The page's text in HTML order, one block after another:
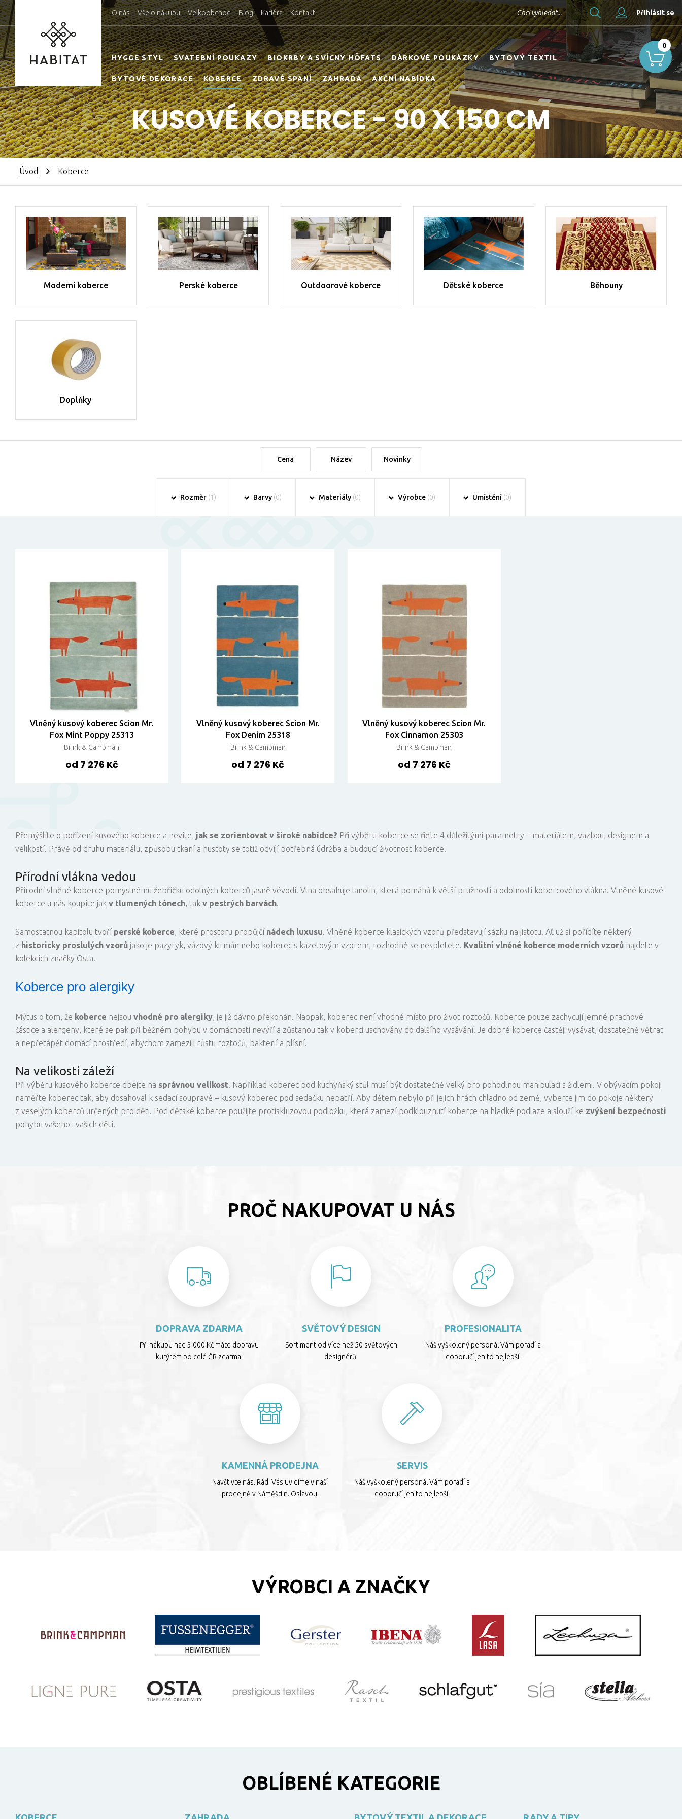
O nás Vše o nákupu Velkoobchod Blog Kariéra Kontakt Přihlásit se
Chci vyhledat... Hledat
HYGGE STYL SVATEBNÍ POUKAZY BIOKRBY A SVÍCNY HÖFATS DÁRKOVÉ POUKÁZKY BYTOVÝ TEXTIL
BYTOVÉ DEKORACE KOBERCE ZDRAVÉ SPANÍ ZAHRADA AKČNÍ NABÍDKA
KUSOVÉ KOBERCE - 90 X 150 CM
0
Úvod Koberce
Moderní koberce Perské koberce Outdoorové koberce Dětské koberce Běhouny
Doplňky
Cena Název Novinky
Rozměr (1) Barvy (0) Materiály (0) Výrobce (0) Umístění (0)
Vlněný kusový koberec Scion Mr.
Fox Mint Poppy 25313
Brink & Campman
od 7 276 Kč
Vlněný kusový koberec Scion Mr.
Fox Denim 25318
Brink & Campman
od 7 276 Kč
Vlněný kusový koberec Scion Mr.
Fox Cinnamon 25303
Brink & Campman
od 7 276 Kč
Přemýšlíte o pořízení kusového koberce a nevíte, jak se zorientovat v široké nabídce? Při výběru koberce se řiďte 4 důležitými parametry – materiálem, vazbou, designem a
velikostí. Právě od druhu materiálu, způsobu tkaní a hustoty se totiž odvíjí potřebná údržba a budoucí životnost koberce.
Přírodní vlákna vedou
Přírodní vlněné koberce pomyslnému žebříčku odolných koberců jasně vévodí. Vlna obsahuje lanolin, která pomáhá k větší pružnosti a odolnosti kobercového vlákna. Vlněné kusové
koberce u nás koupíte jak v tlumených tónech , tak v pestrých barvách
Samostatnou kapitolu tvoří perské koberce , které prostoru propůjčí nádech luxusu . Vlněné koberce klasických vzorů představují sázku na jistotu. Ať už si pořídíte některý
z historicky proslulých vzorů jako je pazyryk, vázový kirmán nebo koberec s kazetovým vzorem, rozhodně se nespletete. Kvalitní vlněné koberce moderních vzorů najdete v
kolekcích značky Osta.
Koberce pro alergiky
Mýtus o tom, že koberce nejsou vhodné pro alergiky , je již dávno překonán. Naopak, koberec není vhodné místo pro život roztočů. Koberce pouze zachycují jemné prachové
částice a alergeny, které se pak při běžném pohybu v domácnosti nevýří a zůstanou tak v koberci uschovány do dalšího vysávání. Je dobré koberce častěji vysávat, dostatečně větrat
a nepřetápět domácí prostředí, abychom zamezili růstu roztočů, bakterií a plísní.
Na velikosti záleží
Při výběru kusového koberce dbejte na správnou velikost . Například koberec pod kuchyňský stůl musí být dostatečně velký pro pohodlnou manipulaci s židlemi. V obývacím pokoji
naměřte koberec tak, aby dosahoval k sedací soupravě – kusový koberec pod sedačku nepatří. Aby dětem nebylo při jejich hrách chladno od země, vyberte jim do pokoje některý
z veselých koberců určených pro děti. Pod dětské koberce použijte protiskluzovou podložku, která zamezí podklouznutí koberce na hladké podlaze a slouží ke zvýšení bezpečnosti
pohybu vašeho i vašich dětí.
PROČ NAKUPOVAT U NÁS
DOPRAVA ZDARMA
Při nákupu nad 3 000 Kč máte dopravu
kurýrem po celé ČR zdarma!
SVĚTOVÝ DESIGN
Sortiment od více než 50 světových
designérů.
PROFESIONALITA
Náš vyškolený personál Vám poradí a
doporučí jen to nejlepší.
KAMENNÁ PRODEJNA
Navštivte nás. Rádi Vás uvidíme v naší
prodejně v Náměšti n. Oslavou.
SERVIS
Náš vyškolený personál Vám poradí a
doporučí jen to nejlepší.
VÝROBCI A ZNAČKY
OBLÍBENÉ KATEGORIE